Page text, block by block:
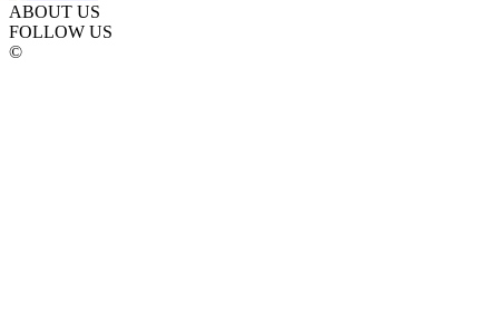
ABOUT US
FOLLOW US
©